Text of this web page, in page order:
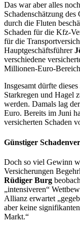
Das war aber alles
Schadenschätzung
durch die Fluten
Schaden für die Kfz-
für die
Hauptgeschäftsführer
verschiedene
Millionen-Euro-
Insgesamt dürfte
Starkregen und Hagel
werden. Damals lag
Euro. Bereits im Juni
versicherten Schaden
Günstiger
Doch so viel Gewinn
Versicherungen
Rüdiger Burg
„intensiveren“
Allianz erwartet
aber keine
Markt.“